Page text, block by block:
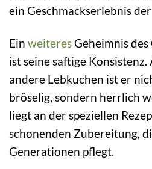
ein Geschmackserlebnis
Ein weiteresGeheimnis
ist seine saftige Konsistenz.
andere Lebkuchen ist er
bröselig, sondern herrlich
liegt an der speziellen
schonenden Zubereitung,
Generationen pflegt.